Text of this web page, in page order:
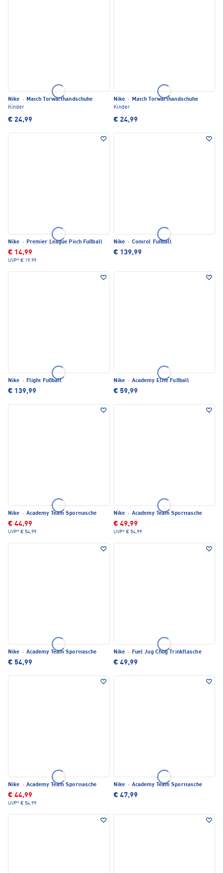
Nike · Match Torwarthandschuhe
Kinder
€ 24,99
Nike · Match Torwarthandschuhe
Kinder
€ 24,99
Nike · Premier League Pitch Fußball
€ 14,99
UVP* € 19,99
Nike · Control Fußball
€ 139,99
Nike · Flight Fußball
€ 139,99
Nike · Academy Elite Fußball
€ 59,99
Nike · Academy Team Sporttasche
€ 44,99
UVP* € 54,99
Nike · Academy Team Sporttasche
€ 49,99
UVP* € 54,99
Nike · Academy Team Sporttasche
€ 54,99
Nike · Fuel Jug Chug Trinkflasche
€ 49,99
Nike · Academy Team Sporttasche
€ 44,99
UVP* € 54,99
Nike · Academy Team Sporttasche
€ 47,99